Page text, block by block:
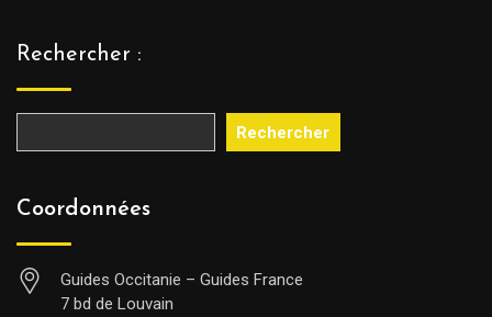
Rechercher :
Rechercher
Coordonnées
Guides Occitanie – Guides France
7 bd de Louvain